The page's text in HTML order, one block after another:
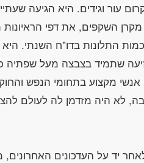
עור וגידים. היא הגיעה
השקפים, את דפי הראיונות
התלונות בדו"ח השנתי.
שתמיד בצבצה מעל שפתיה
מקצוע בתחומי הנפש
לא היה מזדמן לה לעולם
יד על העדכונים